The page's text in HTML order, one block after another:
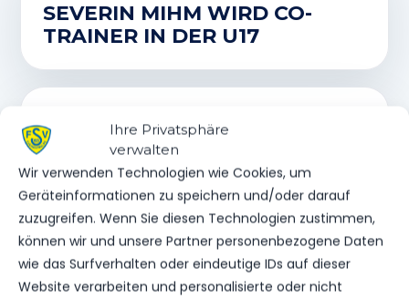
Ihre Privatsphäre
verwalten
Wir verwenden Technologien wie Cookies, um
Geräteinformationen zu speichern und/oder darauf
zuzugreifen. Wenn Sie diesen Technologien zustimmen,
können wir und unsere Partner personenbezogene Daten
wie das Surfverhalten oder eindeutige IDs auf dieser
Website verarbeiten und personalisierte oder nicht
SEVERIN MIHM WIRD CO-
TRAINER IN DER U17
KURZFRISTIGE ÄNDERUNG
DES VORBEREITUNGSPLAN
DER
REGIONALLIGAMANNSCHAFT